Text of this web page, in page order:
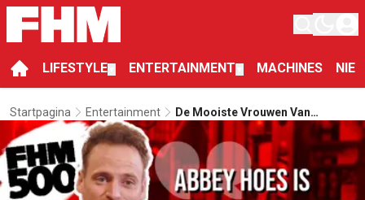
LIFESTYLE ENTERTAINMENT MACHINES
Startpagina Entertainment
De Mooiste Vrouwen Van
Nederland Volgens Giel De
Winter Van StukTV